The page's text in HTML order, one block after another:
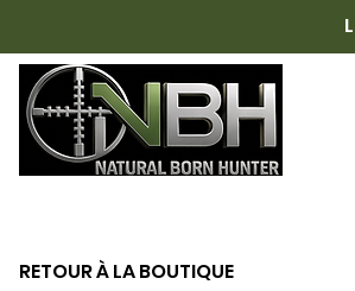
RETOUR À LA BOUTIQUE